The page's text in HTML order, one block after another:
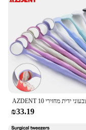
₪33.19